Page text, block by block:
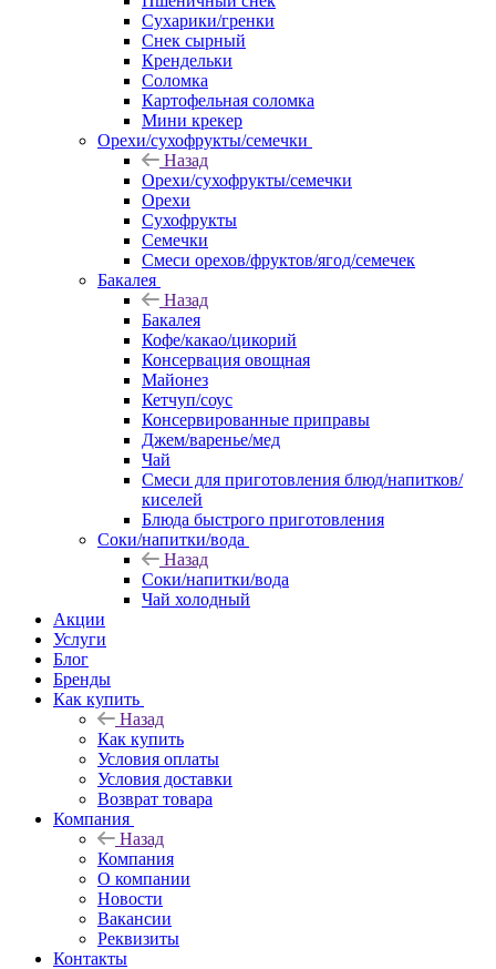
Сухарики/гренки
Снек сырный
Крендельки
Соломка
Картофельная соломка
Мини крекер
Орехи/сухофрукты/семечки
Назад
Орехи/сухофрукты/семечки
Орехи
Сухофрукты
Семечки
Смеси орехов/фруктов/ягод/семечек
Бакалея
Назад
Бакалея
Кофе/какао/цикорий
Консервация овощная
Майонез
Кетчуп/соус
Консервированные приправы
Джем/варенье/мед
Чай
Смеси для приготовления блюд/напитков/
киселей
Блюда быстрого приготовления
Соки/напитки/вода
Назад
Соки/напитки/вода
Чай холодный
Акции
Услуги
Блог
Бренды
Как купить
Назад
Как купить
Условия оплаты
Условия доставки
Возврат товара
Компания
Назад
Компания
О компании
Новости
Вакансии
Реквизиты
Контакты